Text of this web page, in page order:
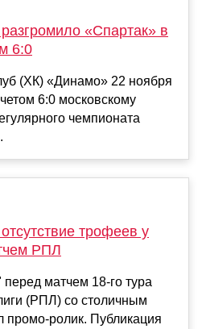
«Спартак» в
6:0
(ХК) «Динамо» 22 ноября
6:0 московскому
чемпионата
трофеев у
РПЛ
матчем 18-го тура
(РПЛ) со столичным
промо-ролик. Публикация